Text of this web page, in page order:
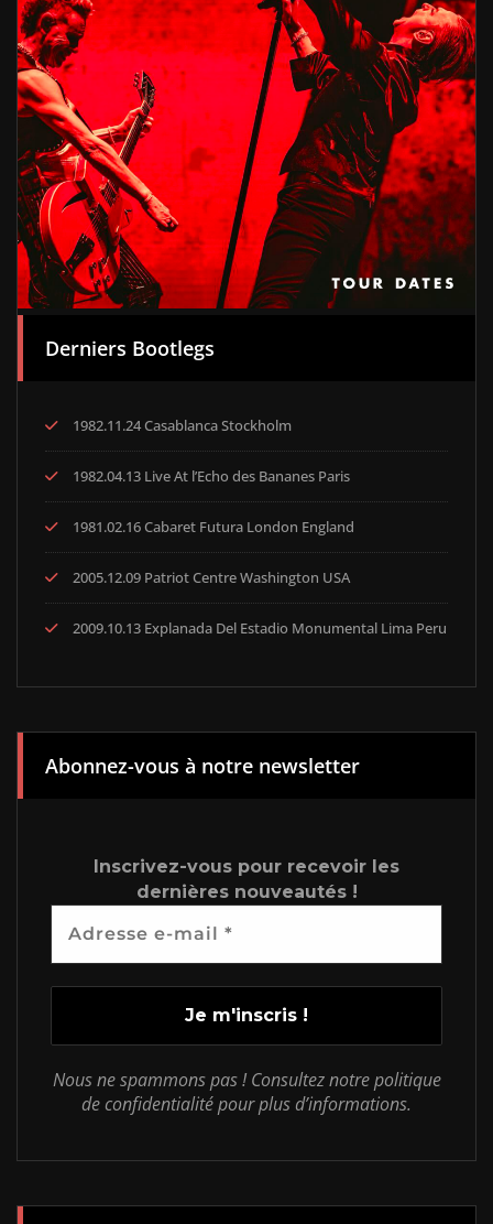
Derniers Bootlegs
1982.11.24 Casablanca Stockholm
1982.04.13 Live At l’Echo des Bananes Paris
1981.02.16 Cabaret Futura London England
2005.12.09 Patriot Centre Washington USA
2009.10.13 Explanada Del Estadio Monumental Lima Peru
Abonnez-vous à notre newsletter
Inscrivez-vous pour recevoir les
dernières nouveautés !
Nous ne spammons pas ! Consultez notre politique
de confidentialité pour plus d’informations.